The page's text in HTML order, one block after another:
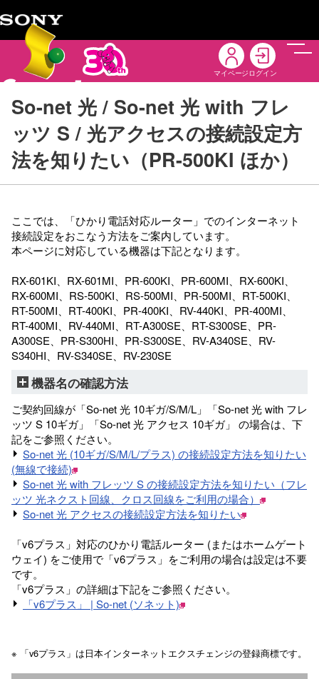
マイページ ログイン
メニ
So-net 光 / So-net 光 with フレ
ッツ S / 光アクセスの接続設定方
法を知りたい（PR-500KI ほか）
ここでは、「ひかり電話対応ルーター」でのインターネット
接続設定をおこなう方法をご案内しています。
本ページに対応している機器は下記となります。
RX-601KI、RX-601MI、PR-600KI、PR-600MI、RX-600KI、
RX-600MI、RS-500KI、RS-500MI、PR-500MI、RT-500KI、
RT-500MI、RT-400KI、PR-400KI、RV-440KI、PR-400MI、
RT-400MI、RV-440MI、RT-A300SE、RT-S300SE、PR-
A300SE、PR-S300HI、PR-S300SE、RV-A340SE、RV-
S340HI、RV-S340SE、RV-230SE
機器名の確認方法
ご契約回線が「So-net 光 10ギガ/S/M/L」「So-net 光 with フレ
ッツ S 10ギガ」「So-net 光 アクセス 10ギガ」 の場合は、下
記をご参照ください。
So-net 光 (10ギガ/S/M/L/プラス) の接続設定方法を知りたい
(無線で接続)
So-net 光 with フレッツ S の接続設定方法を知りたい（フレ
ッツ 光ネクスト回線、クロス回線をご利用の場合）
So-net 光 アクセスの接続設定方法を知りたい
「v6プラス」対応のひかり電話ルーター (またはホームゲート
ウェイ) をご使用で「v6プラス」をご利用の場合は設定は不要
です。
「v6プラス」の詳細は下記をご参照ください。
「v6プラス」 | So-net (ソネット)
※ 「v6プラス」は日本インターネットエクスチェンジの登録商標です。